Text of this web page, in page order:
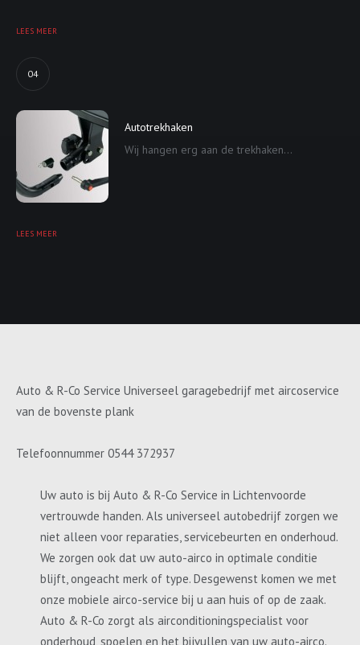
LEES MEER
04
Autotrekhaken
Wij hangen erg aan de trekhaken...
LEES MEER
Auto & R-Co Service Universeel garagebedrijf met aircoservice
van de bovenste plank
Telefoonnummer 0544 372937
Uw auto is bij Auto & R-Co Service in Lichtenvoorde
vertrouwde handen. Als universeel autobedrijf zorgen we
niet alleen voor reparaties, servicebeurten en onderhoud.
We zorgen ook dat uw auto-airco in optimale conditie
blijft, ongeacht merk of type. Desgewenst komen we met
onze mobiele airco-service bij u aan huis of op de zaak.
Auto & R-Co zorgt als airconditioningspecialist voor
onderhoud, spoelen en het bijvullen van uw auto-airco.